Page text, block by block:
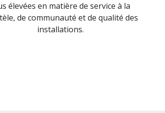
élevées en matière de service à la
de communauté et de qualité des
installations.